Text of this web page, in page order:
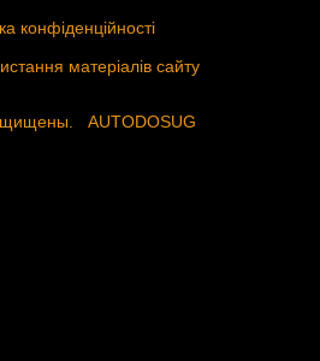
конфіденційності
матеріалів сайту
AUTODOSUG